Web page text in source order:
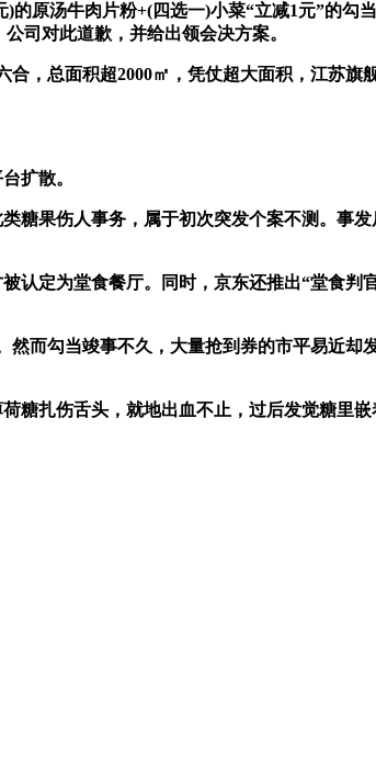
原汤牛肉片粉+(四选一)小菜“立减1元”的勾
司对此道歉，并给出领会决方案。
总面积超2000㎡，凭仗超大面积，江苏旗
扩散。
果伤人事务，属于初次突发个案不测。事
定为堂食餐厅。同时，京东还推出“堂食判
而勾当竣事不久，大量抢到券的市平易近却
扎伤舌头，就地出血不止，过后发觉糖里